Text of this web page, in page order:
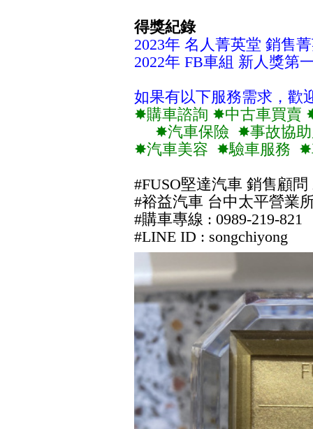
得獎紀錄
2023年 名人菁英堂 銷售
2022年 FB車組 新人獎第
如果有以下服務需求，歡
✸購車諮詢 ✸中古車買賣
✸汽車保險 ✸事故協助
✸汽車美容 ✸驗車服務 ✸
#FUSO堅達汽車 銷售顧
#裕益汽車 台中太平營業
#購車專線 : 0989-219-821
#LINE ID : songchiyong